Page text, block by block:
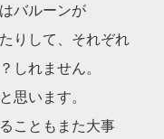
バルーンが
りして、それぞれ
しれません。
思います。
こともまた大事